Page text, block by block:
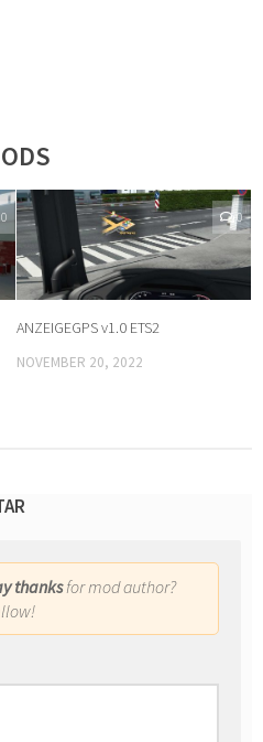
0 0
ANZEIGEGPS v1.0 ETS2
NOVEMBER 20, 2022
thanksfor mod author?